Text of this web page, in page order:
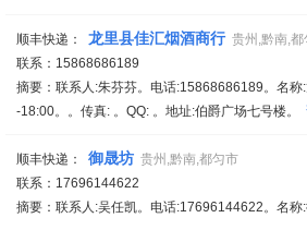
顺丰快递： 龙里县佳汇烟酒商行 贵州,黔南,都
联系：15868686189
摘要：联系人:朱芬芬。电话:15868686189。名
-18:00。。传真: 。QQ: 。地址:伯爵广场七号楼。
顺丰快递： 御晟坊 贵州,黔南,都匀市
联系：17696144622
摘要：联系人:吴任凯。电话:17696144622。名